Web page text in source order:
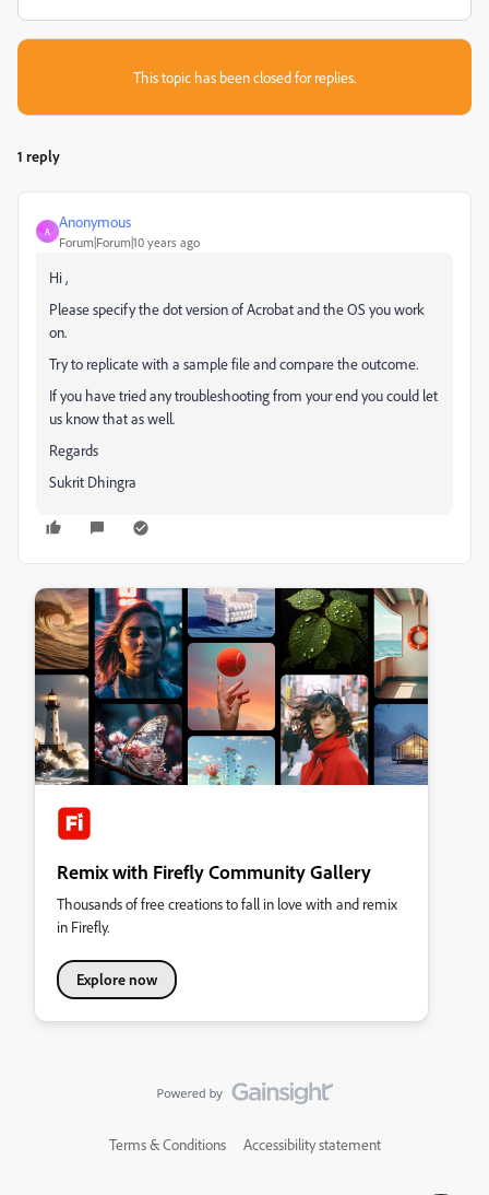
This topic has been closed for replies.
1 reply
A
Anonymous
Forum|Forum|10 years ago
Hi ,
Please specify the dot version of Acrobat and the OS you work
on.
Try to replicate with a sample file and compare the outcome.
If you have tried any troubleshooting from your end you could let
us know that as well.
Regards
Sukrit Dhingra
Remix with Firefly Community Gallery
Thousands of free creations to fall in love with and remix
in Firefly.
Explore now
Terms & Conditions Accessibility statement